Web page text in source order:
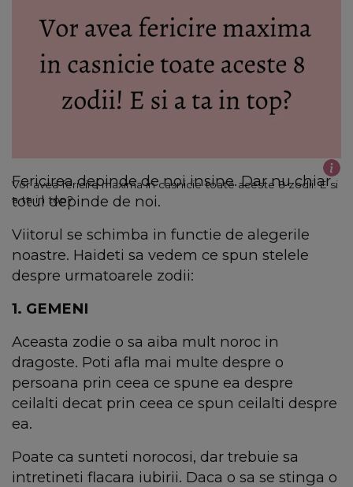
Vor avea fericire maxima in casnicie toate aceste 8 zodii! E si
a ta in top?
Fericirea depinde de noi insine. Dar nu chiar
totul depinde de noi.
Viitorul se schimba in functie de alegerile
noastre. Haideti sa vedem ce spun stelele
despre urmatoarele zodii:
1. GEMENI
Aceasta zodie o sa aiba mult noroc in
dragoste. Poti afla mai multe despre o
persoana prin ceea ce spune ea despre
ceilalti decat prin ceea ce spun ceilalti despre
ea.
Poate ca sunteti norocosi, dar trebuie sa
intretineti flacara iubirii. Daca o sa se stinga o